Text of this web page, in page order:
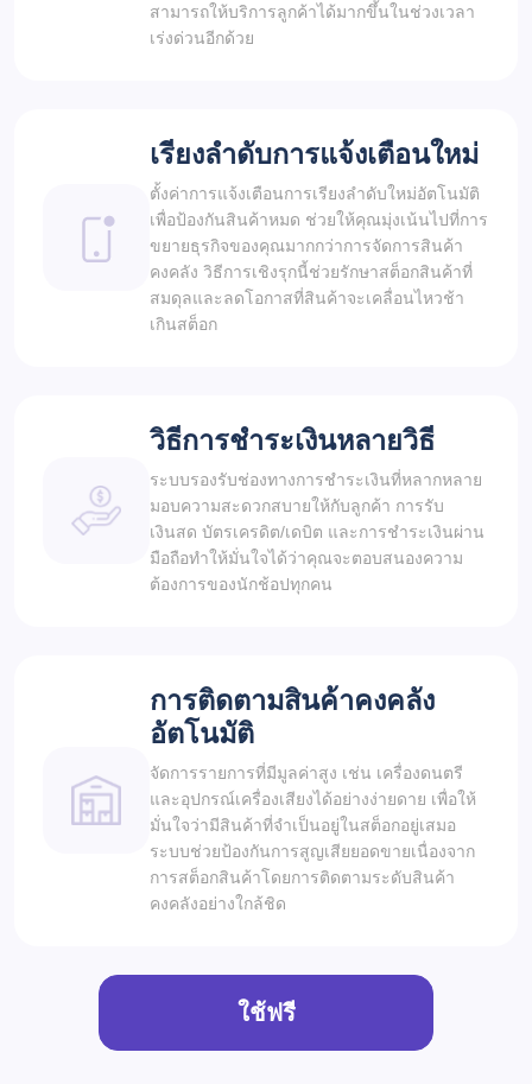
สามารถให้บริการลูกค้าได้มากขึ้นในช่วงเวลา
เร่งด่วนอีกด้วย
เรียงลำดับการแจ้งเตือนใหม่
ตั้งค่าการแจ้งเตือนการเรียงลำดับใหม่อัตโนมัติ
เพื่อป้องกันสินค้าหมด ช่วยให้คุณมุ่งเน้นไปที่การ
ขยายธุรกิจของคุณมากกว่าการจัดการสินค้า
คงคลัง วิธีการเชิงรุกนี้ช่วยรักษาสต็อกสินค้าที่
สมดุลและลดโอกาสที่สินค้าจะเคลื่อนไหวช้า
เกินสต็อก
วิธีการชำระเงินหลายวิธี
ระบบรองรับช่องทางการชำระเงินที่หลากหลาย
มอบความสะดวกสบายให้กับลูกค้า การรับ
เงินสด บัตรเครดิต/เดบิต และการชำระเงินผ่าน
มือถือทำให้มั่นใจได้ว่าคุณจะตอบสนองความ
ต้องการของนักช้อปทุกคน
การติดตามสินค้าคงคลัง
อัตโนมัติ
จัดการรายการที่มีมูลค่าสูง เช่น เครื่องดนตรี
และอุปกรณ์เครื่องเสียงได้อย่างง่ายดาย เพื่อให้
มั่นใจว่ามีสินค้าที่จำเป็นอยู่ในสต็อกอยู่เสมอ
ระบบช่วยป้องกันการสูญเสียยอดขายเนื่องจาก
การสต็อกสินค้าโดยการติดตามระดับสินค้า
คงคลังอย่างใกล้ชิด
ใช้ฟรี